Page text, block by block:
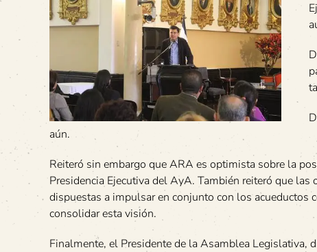
aún.
Reiteró sin embargo que ARA es optimista sobre la
Presidencia Ejecutiva del AyA. También reiteró que
dispuestas a impulsar en conjunto con los acueductos
consolidar esta visión.
Finalmente, el Presidente de la Asamblea Legislativa,